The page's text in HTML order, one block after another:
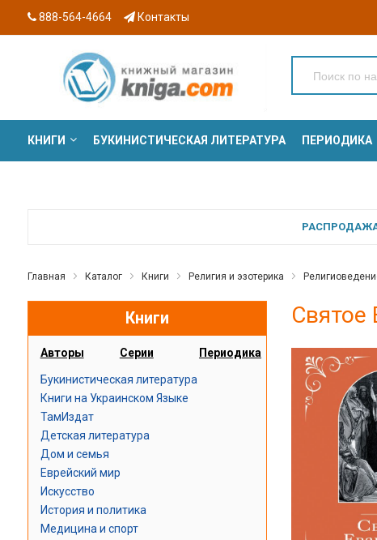
888-564-4664 Контакты
КНИГИ БУКИНИСТИЧЕСКАЯ ЛИТЕРАТУРА ПЕРИОДИКА
Главная Каталог Книги Религия и эзотерика
Книги
Авторы Серии Периодика
Букинистическая литература
Книги на Украинском Языке
ТамИздат
Детская литература
Дом и семья
Еврейский мир
Искусство
История и политика
Медицина и спорт
Святое